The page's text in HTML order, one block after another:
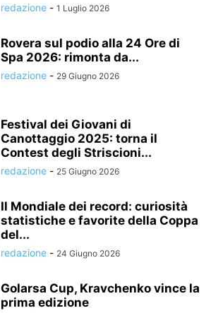
redazione - 1 Luglio 2026
Rovera sul podio alla 24 Ore di
Spa 2026: rimonta da...
redazione - 29 Giugno 2026
Festival dei Giovani di
Canottaggio 2025: torna il
Contest degli Striscioni...
redazione - 25 Giugno 2026
Il Mondiale dei record: curiosità
statistiche e favorite della Coppa
del...
redazione - 24 Giugno 2026
Golarsa Cup, Kravchenko vince la
prima edizione